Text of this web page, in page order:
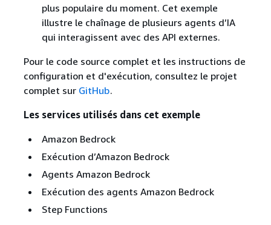
plus populaire du moment. Cet exemple
illustre le chaînage de plusieurs agents d’IA
qui interagissent avec des API externes.
Pour le code source complet et les instructions de
configuration et d'exécution, consultez le projet
complet sur GitHub.
Les services utilisés dans cet exemple
Amazon Bedrock
Exécution d’Amazon Bedrock
Agents Amazon Bedrock
Exécution des agents Amazon Bedrock
Step Functions